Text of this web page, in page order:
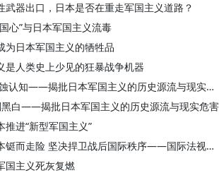
武器出口，日本是否在重走军国主义道路？
心”与日本军国主义流毒
为日本军国主义的牺牲品
是人类史上少见的狂暴战争机器
卢昊：歪曲历史 侵蚀认知——揭批日本军国主义的历史源流与现实危害
黑白——揭批日本军国主义的历史源流与现实危害
进“新型军国主义”
蒲俜：高度警惕日本铤而走险 坚决捍卫战后国际秩序——国际法视角的透视
国主义死灰复燃